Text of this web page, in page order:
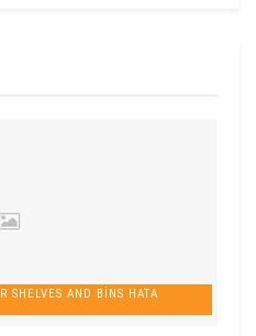
SHELVES AND BINS HATA